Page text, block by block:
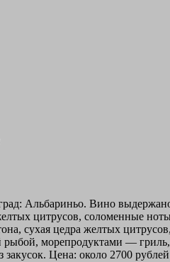
Альбариньо. Вино
цитрусов, соломенные
сухая цедра желтых
рыбой, морепродуктами —
Цена: около 2700